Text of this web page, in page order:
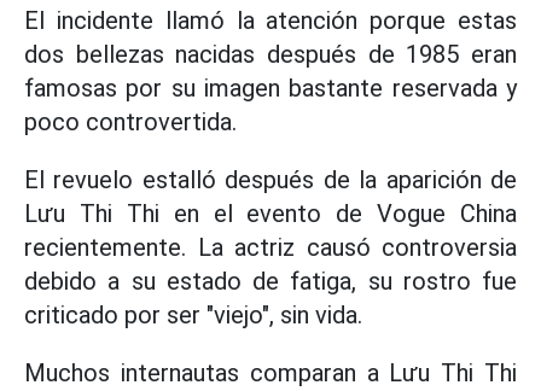
El incidente llamó la atención porque estas
dos bellezas nacidas después de 1985 eran
famosas por su imagen bastante reservada y
poco controvertida.
El revuelo estalló después de la aparición de
Lưu Thi Thi en el evento de Vogue China
recientemente. La actriz causó controversia
debido a su estado de fatiga, su rostro fue
criticado por ser "viejo", sin vida.
Muchos internautas comparan a Lưu Thi Thi